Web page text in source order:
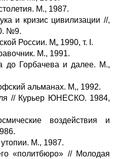
М., 1987.
и кризис цивилизации //,
№9.
России. М„ 1990, т. I.
М., 1991.
до Горбачева и далее. М.,
альманах. М,, 1992.
// Курьер ЮНЕСКО. 1984,
воздействия и
М., 1987.
«политбюро» // Молодая